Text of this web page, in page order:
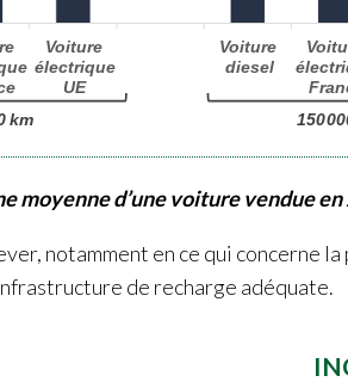
moyenne d’une voiture vendue
notamment en ce qui concerne
de recharge adéquate.